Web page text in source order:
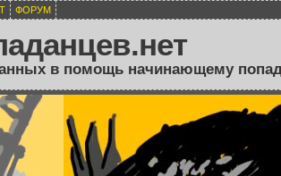
ФОРУМ
в помощь начинающему